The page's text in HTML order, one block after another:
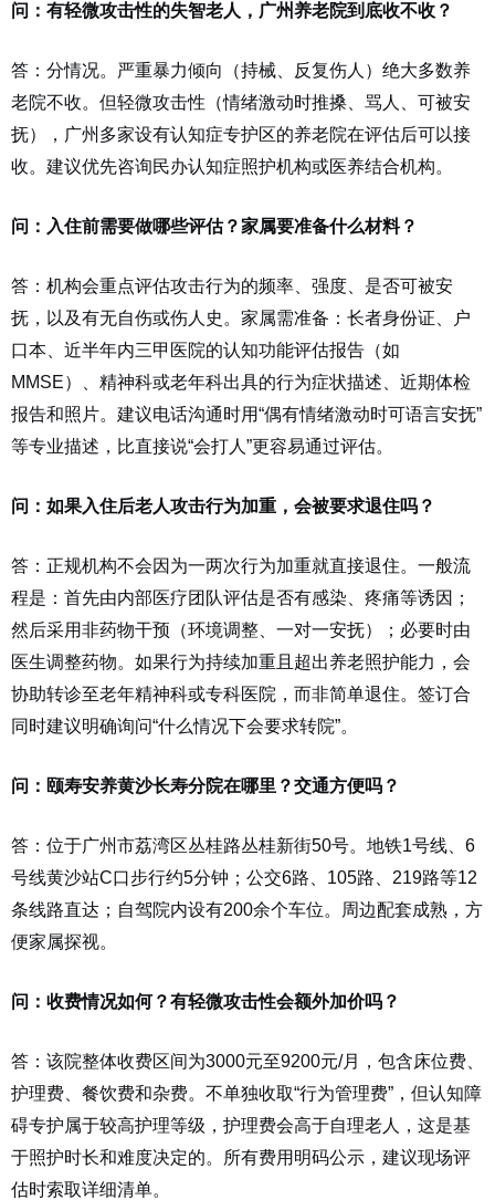
问：有轻微攻击性的失智老人，广州养老院到底收不收？
答：分情况。严重暴力倾向（持械、反复伤人）绝大多数养
老院不收。但轻微攻击性（情绪激动时推搡、骂人、可被安
抚），广州多家设有认知症专护区的养老院在评估后可以接
收。建议优先咨询民办认知症照护机构或医养结合机构。
问：入住前需要做哪些评估？家属要准备什么材料？
答：机构会重点评估攻击行为的频率、强度、是否可被安
抚，以及有无自伤或伤人史。家属需准备：长者身份证、户
口本、近半年内三甲医院的认知功能评估报告（如
MMSE）、精神科或老年科出具的行为症状描述、近期体检
报告和照片。建议电话沟通时用“偶有情绪激动时可语言安抚”
等专业描述，比直接说“会打人”更容易通过评估。
问：如果入住后老人攻击行为加重，会被要求退住吗？
答：正规机构不会因为一两次行为加重就直接退住。一般流
程是：首先由内部医疗团队评估是否有感染、疼痛等诱因；
然后采用非药物干预（环境调整、一对一安抚）；必要时由
医生调整药物。如果行为持续加重且超出养老照护能力，会
协助转诊至老年精神科或专科医院，而非简单退住。签订合
同时建议明确询问“什么情况下会要求转院”。
问：颐寿安养黄沙长寿分院在哪里？交通方便吗？
答：位于广州市荔湾区丛桂路丛桂新街50号。地铁1号线、6
号线黄沙站C口步行约5分钟；公交6路、105路、219路等12
条线路直达；自驾院内设有200余个车位。周边配套成熟，方
便家属探视。
问：收费情况如何？有轻微攻击性会额外加价吗？
答：该院整体收费区间为3000元至9200元/月，包含床位费、
护理费、餐饮费和杂费。不单独收取“行为管理费”，但认知障
碍专护属于较高护理等级，护理费会高于自理老人，这是基
于照护时长和难度决定的。所有费用明码公示，建议现场评
估时索取详细清单。